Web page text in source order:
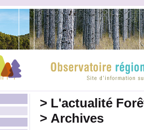
> L'actualité
> Archives